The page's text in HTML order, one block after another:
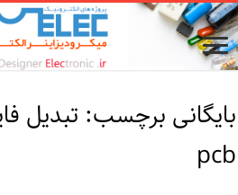
بایگانی برچسب:
pcb